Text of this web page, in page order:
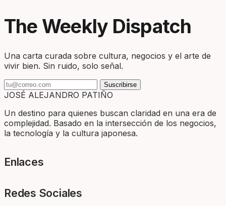
The Weekly Dispatch
Una carta curada sobre cultura, negocios y el arte de
vivir bien. Sin ruido, solo señal.
Suscribirse
JOSÉ ALEJANDRO PATIÑO
Un destino para quienes buscan claridad en una era de
complejidad. Basado en la intersección de los negocios,
la tecnología y la cultura japonesa.
Enlaces
Redes Sociales